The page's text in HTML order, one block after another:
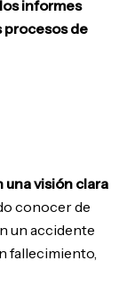
informes
procesos de
visión clara
conocer de
un accidente
fallecimiento,